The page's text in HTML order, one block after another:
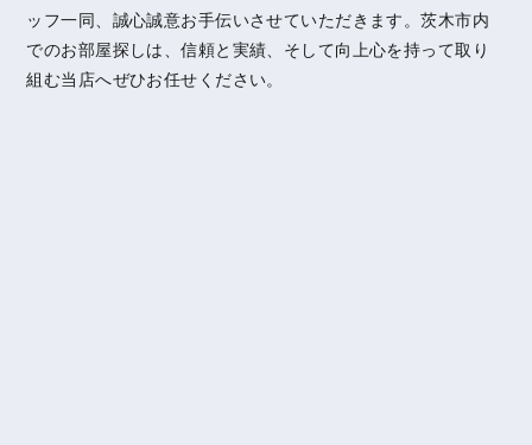
ッフ一同、誠心誠意お手伝いさせていただきます。茨木市内
でのお部屋探しは、信頼と実績、そして向上心を持って取り
組む当店へぜひお任せください。